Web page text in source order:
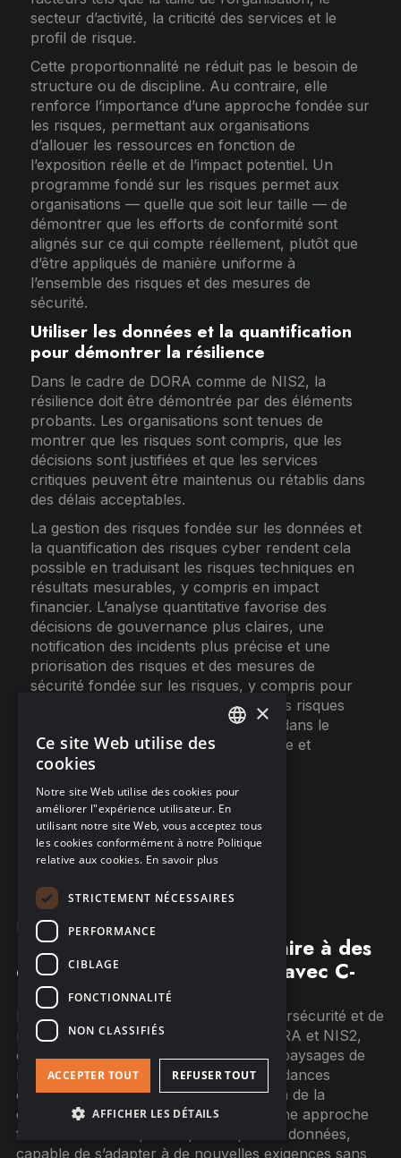
secteur d’activité, la criticité des services et le
profil de risque.
Cette proportionnalité ne réduit pas le besoin de
structure ou de discipline. Au contraire, elle
renforce l’importance d’une approche fondée sur
les risques, permettant aux organisations
d’allouer les ressources en fonction de
l’exposition réelle et de l’impact potentiel. Un
programme fondé sur les risques permet aux
organisations — quelle que soit leur taille — de
démontrer que les efforts de conformité sont
alignés sur ce qui compte réellement, plutôt que
d’être appliqués de manière uniforme à
l’ensemble des risques et des mesures de
sécurité.
Utiliser les données et la quantification
pour démontrer la résilience
Dans le cadre de DORA comme de NIS2, la
résilience doit être démontrée par des éléments
probants. Les organisations sont tenues de
montrer que les risques sont compris, que les
décisions sont justifiées et que les services
critiques peuvent être maintenus ou rétablis dans
des délais acceptables.
La gestion des risques fondée sur les données et
la quantification des risques cyber rendent cela
possible en traduisant les risques techniques en
résultats mesurables, y compris en impact
financier. L’analyse quantitative favorise des
décisions de gouvernance plus claires, une
notification des incidents plus précise et une
priorisation des risques et des mesures de
sécurité fondée sur les risques, y compris pour
les relations avec les tiers. Lorsque les risques
sont mesurés de manière cohérente dans le
temps, la résilience devient observable et
vérifiable.
DORA et NIS2
De la conformité réglementaire à des
enseignements exploitables avec C-
Risk
Les réglementations en matière de cybersécurité et de
résilience opérationnelle, telles que DORA et NIS2,
continuent d’évoluer à mesure que les paysages de
menaces, les technologies et les dépendances
changent. Dans ce contexte, le maintien de la
conformité dans le temps repose sur une approche
fondée sur les risques et pilotée par les données,
capable de s’adapter à de nouvelles exigences sans
×
Ce site Web utilise des
cookies
Notre site Web utilise des cookies pour
améliorer l"expérience utilisateur. En
utilisant notre site Web, vous acceptez tous
les cookies conformément à notre Politique
relative aux cookies. En savoir plus
STRICTEMENT NÉCESSAIRES
PERFORMANCE
CIBLAGE
FONCTIONNALITÉ
NON CLASSIFIÉS
ACCEPTER TOUT REFUSER TOUT
AFFICHER LES DÉTAILS